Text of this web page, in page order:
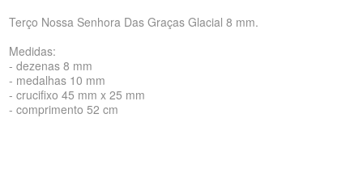
Terço Nossa Senhora Das Graças Glacial 8 mm.
Medidas:
- dezenas 8 mm
- medalhas 10 mm
- crucifixo 45 mm x 25 mm
- comprimento 52 cm